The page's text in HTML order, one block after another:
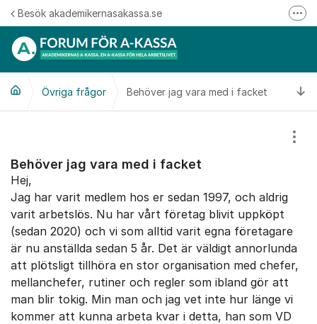
Hoppa till innehåll
Besök akademikernasakassa.se
Följ oss på Linkedin
Övriga frågor Behöver jag vara med i facket
Behöver jag vara med i facket
Hej,
Jag har varit medlem hos er sedan 1997, och aldrig
varit arbetslös. Nu har vårt företag blivit uppköpt
(sedan 2020) och vi som alltid varit egna företagare
är nu anställda sedan 5 år. Det är väldigt annorlunda
att plötsligt tillhöra en stor organisation med chefer,
mellanchefer, rutiner och regler som ibland gör att
man blir tokig. Min man och jag vet inte hur länge vi
kommer att kunna arbeta kvar i detta, han som VD